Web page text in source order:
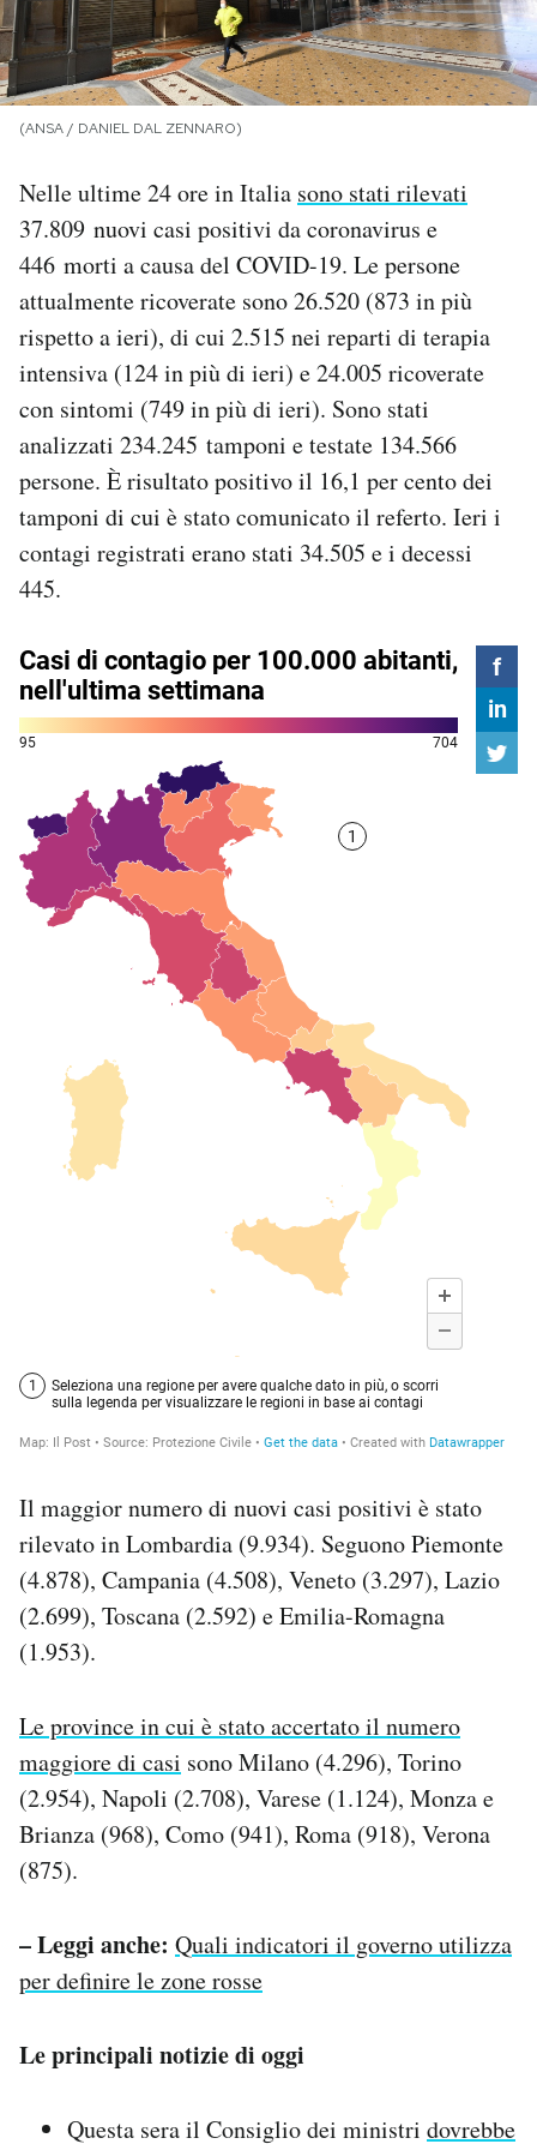
PODCAST
NEWSLETTER
I MIEI PREFERITI
CALENDARIO
AREA PERSONALE
Area Personale
Newsletter
Notifiche mobile
Esci
(ANSA / DANIEL DAL ZENNARO)
Nelle ultime 24 ore in Italia sono stati rilevati
37.809 nuovi casi positivi da coronavirus e
446 morti a causa del COVID-19. Le persone
attualmente ricoverate sono 26.520 (873 in più
rispetto a ieri), di cui 2.515 nei reparti di terapia
intensiva (124 in più di ieri) e 24.005 ricoverate
con sintomi (749 in più di ieri). Sono stati
analizzati 234.245 tamponi e testate 134.566
persone. È risultato positivo il 16,1 per cento dei
tamponi di cui è stato comunicato il referto. Ieri i
contagi registrati erano stati 34.505 e i decessi
445.
Il maggior numero di nuovi casi positivi è stato
rilevato in Lombardia (9.934). Seguono Piemonte
(4.878), Campania (4.508), Veneto (3.297), Lazio
(2.699), Toscana (2.592) e Emilia-Romagna
(1.953).
Le province in cui è stato accertato il numero
maggiore di casi sono Milano (4.296), Torino
(2.954), Napoli (2.708), Varese (1.124), Monza e
Brianza (968), Como (941), Roma (918), Verona
(875).
– Leggi anche: Quali indicatori il governo utilizza
per definire le zone rosse
Le principali notizie di oggi
Questa sera il Consiglio dei ministri dovrebbe